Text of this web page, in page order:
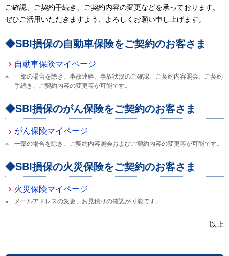
ご確認、ご契約手続き、ご契約内容の変更などを承っております。
ぜひご活用いただきますよう、よろしくお願い申し上げます。
◆SBI損保の自動車保険をご契約のお客さま
自動車保険マイページ
一部の場合を除き、事故連絡、事故状況のご確認、ご契約内容照会、ご契約
手続き、ご契約内容の変更等が可能です。
◆SBI損保のがん保険をご契約のお客さま
がん保険マイページ
一部の場合を除き、ご契約内容照会およびご契約内容の変更等が可能です。
◆SBI損保の火災保険をご契約のお客さま
火災保険マイページ
メールアドレスの変更、お見積りの確認が可能です。
以上